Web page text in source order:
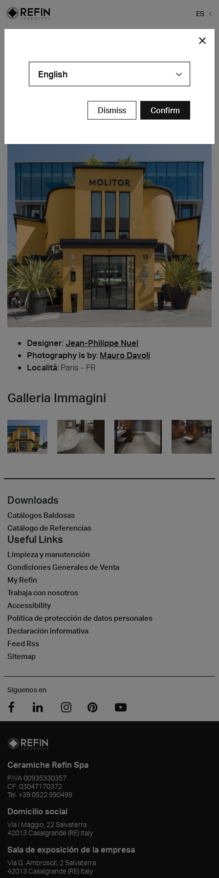
ES
Paris - FR
Designer:Jean-Philippe Nuel
Photography is by: Mauro Davoli
Località: Paris - FR
Galleria Immagini
Downloads
Catálogos Baldosas
Catálogo de Referencias
Useful Links
Limpieza y manutención
Condiciones Generales de Venta
My Refin
Trabaja con nosotros
Accessibility
Política de protección de datos personales
Declaración informativa
Feed Rss
Sitemap
Siguenos en
Ceramiche Refin Spa
P.IVA00935330357
CF: 03047170372
Tel. +39 0522 990499
Domicilio social
Via I Maggio, 22 Salvaterra
42013 Casalgrande (RE) Italy
Sala de exposición de la empresa
Via G. Ambrosoli, 2 Salvaterra
42013 Casalgrande (RE) Italy
English
Dismiss Confirm